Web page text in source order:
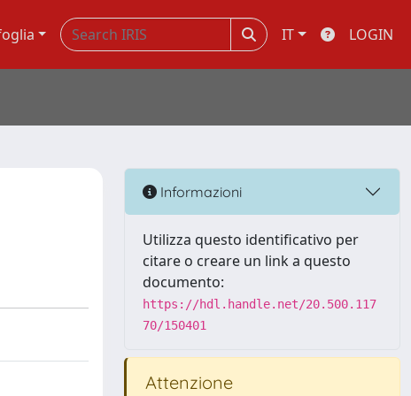
IT LOGIN
Informazioni
Utilizza questo identificativo per
citare o creare un link a questo
documento:
https://hdl.handle.net/20.500.117
70/150401
Attenzione